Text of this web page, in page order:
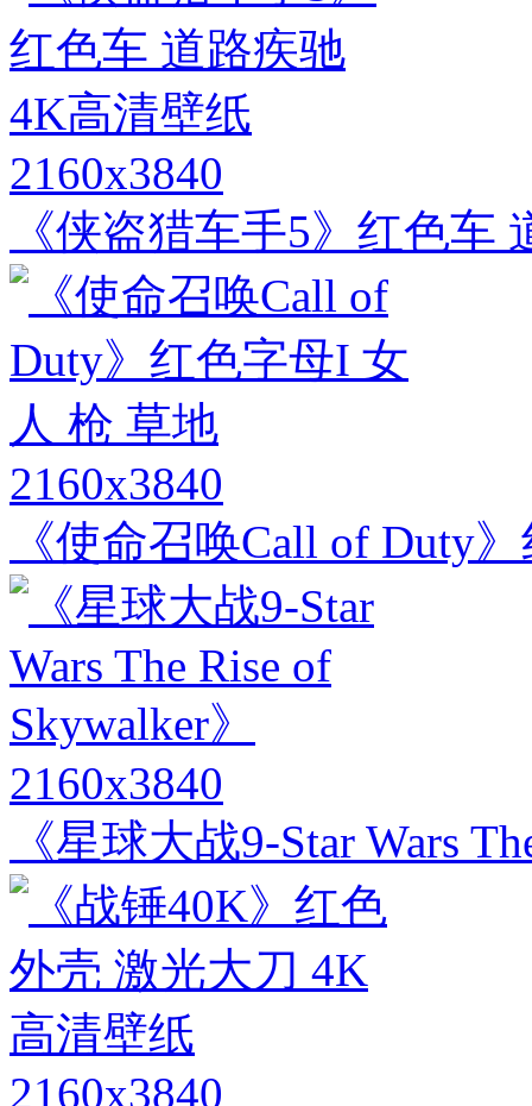
2160x3840
《侠盗猎车手5》红色车
2160x3840
《使命召唤Call of Duty
2160x3840
《星球大战9-Star Wars
2160x3840